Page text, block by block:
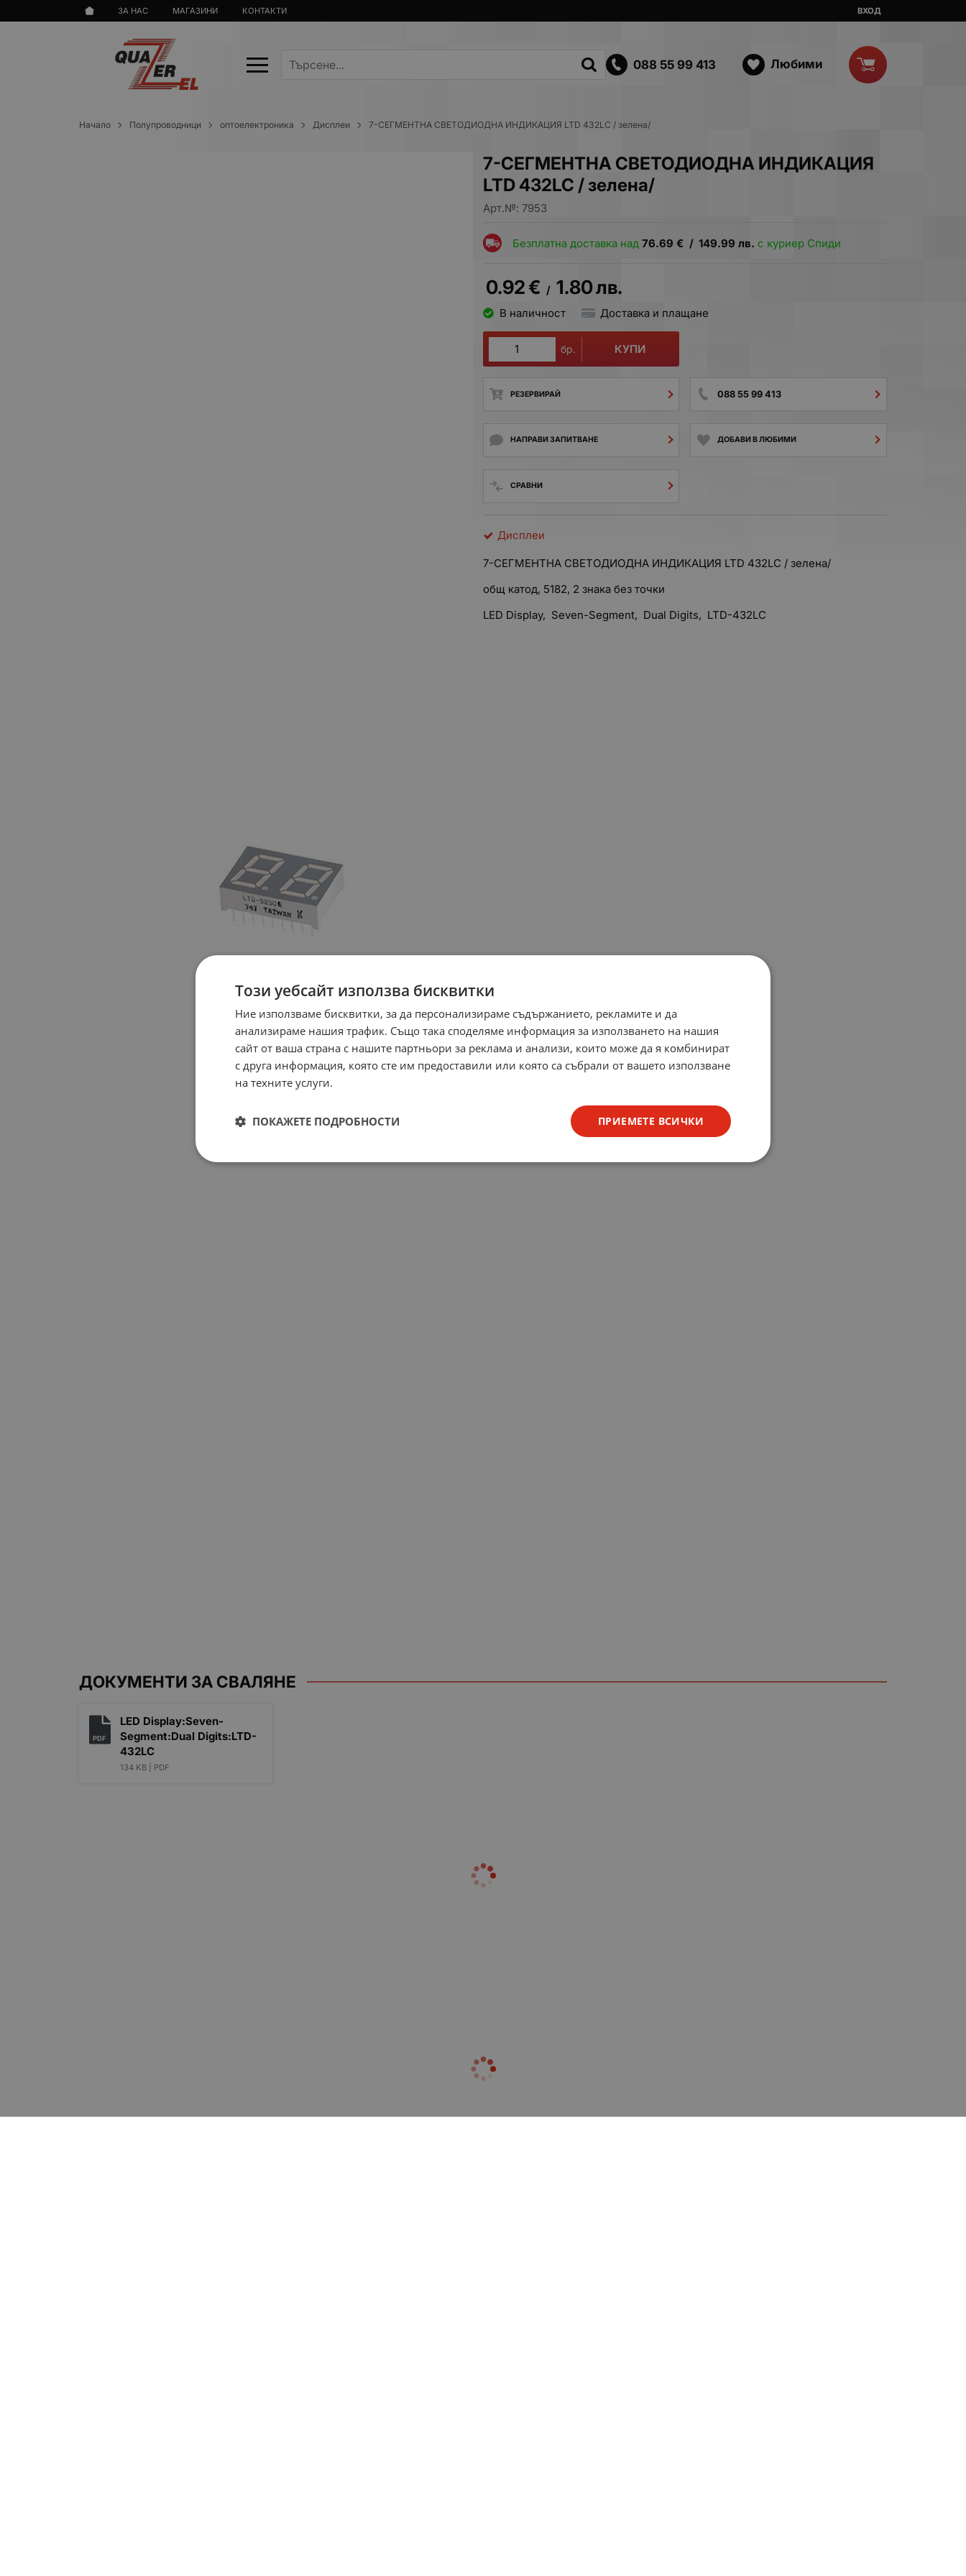
ЗА НАС МАГАЗИНИ КОНТАКТИ ВХОД
088 55 99 413 Любими
Начало Полупроводници оптоелектроника Дисплеи 7-СЕГМЕНТНА СВЕТОДИОДНА ИНДИКАЦИЯ LTD 432LC / зелена/
7-СЕГМЕНТНА СВЕТОДИОДНА ИНДИКАЦИЯ
LTD 432LC / зелена/
Арт.№: 7953
Безплатна доставка над76.69 € / 149.99 лв. с куриер Спиди
0.92€ / 1.80лв.
В наличност Доставка и плащане
бр. КУПИ
РЕЗЕРВИРАЙ 088 55 99 413
НАПРАВИ ЗАПИТВАНЕ ДОБАВИ В ЛЮБИМИ
СРАВНИ
Дисплеи
7-СЕГМЕНТНА СВЕТОДИОДНА ИНДИКАЦИЯ LTD 432LC / зелена/
общ катод, 5182, 2 знака без точки
LED Display, Seven-Segment, Dual Digits, LTD-432LC
ДОКУМЕНТИ ЗА СВАЛЯНЕ
PDF
LED Display:Seven-
Segment:Dual Digits:LTD-
432LC
134 KB | PDF
Този уебсайт използва бисквитки
Ние използваме бисквитки, за да персонализираме съдържанието, рекламите и да
анализираме нашия трафик. Също така споделяме информация за използването на нашия
сайт от ваша страна с нашите партньори за реклама и анализи, които може да я комбинират
с друга информация, която сте им предоставили или която са събрали от вашето използване
на техните услуги.
ПРИЕМЕТЕ ВСИЧКИ
ПОКАЖЕТЕ ПОДРОБНОСТИ